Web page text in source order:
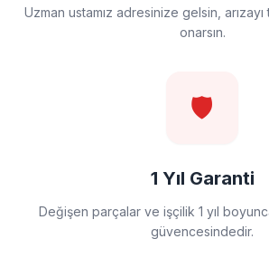
Uzman ustamız adresinize gelsin,
onarsın.
🛡️
1 Yıl Garanti
Değişen parçalar ve işçilik 1 yıl
güvencesindedir.